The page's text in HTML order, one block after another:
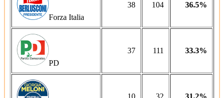
Forza Italia
38 104 36.5%
PD
37 111 33.3%
10 32 31.2%